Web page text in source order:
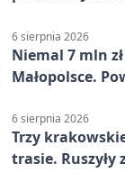
6 sierpnia 2026
Niemal 7 mln
Małopolsce.
6 sierpnia 2026
Trzy
trasie. Ruszyły